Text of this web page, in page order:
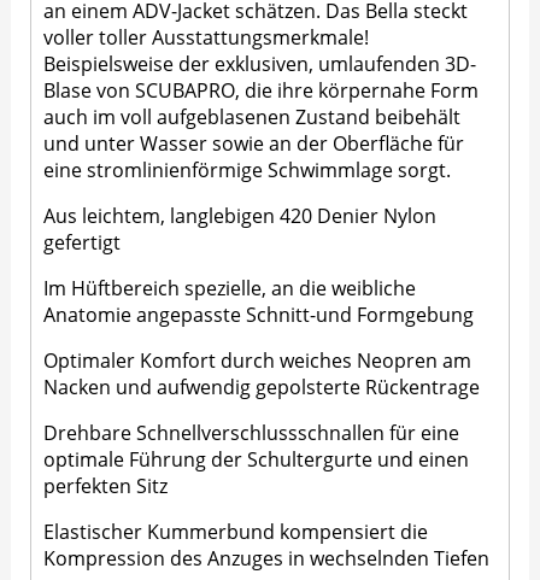
an einem ADV-Jacket schätzen. Das Bella steckt
voller toller Ausstattungsmerkmale!
Beispielsweise der exklusiven, umlaufenden 3D-
Blase von SCUBAPRO, die ihre körpernahe Form
auch im voll aufgeblasenen Zustand beibehält
und unter Wasser sowie an der Oberfläche für
eine stromlinienförmige Schwimmlage sorgt.
Aus leichtem, langlebigen 420 Denier Nylon
gefertigt
Im Hüftbereich spezielle, an die weibliche
Anatomie angepasste Schnitt-und Formgebung
Optimaler Komfort durch weiches Neopren am
Nacken und aufwendig gepolsterte Rückentrage
Drehbare Schnellverschlussschnallen für eine
optimale Führung der Schultergurte und einen
perfekten Sitz
Elastischer Kummerbund kompensiert die
Kompression des Anzuges in wechselnden Tiefen